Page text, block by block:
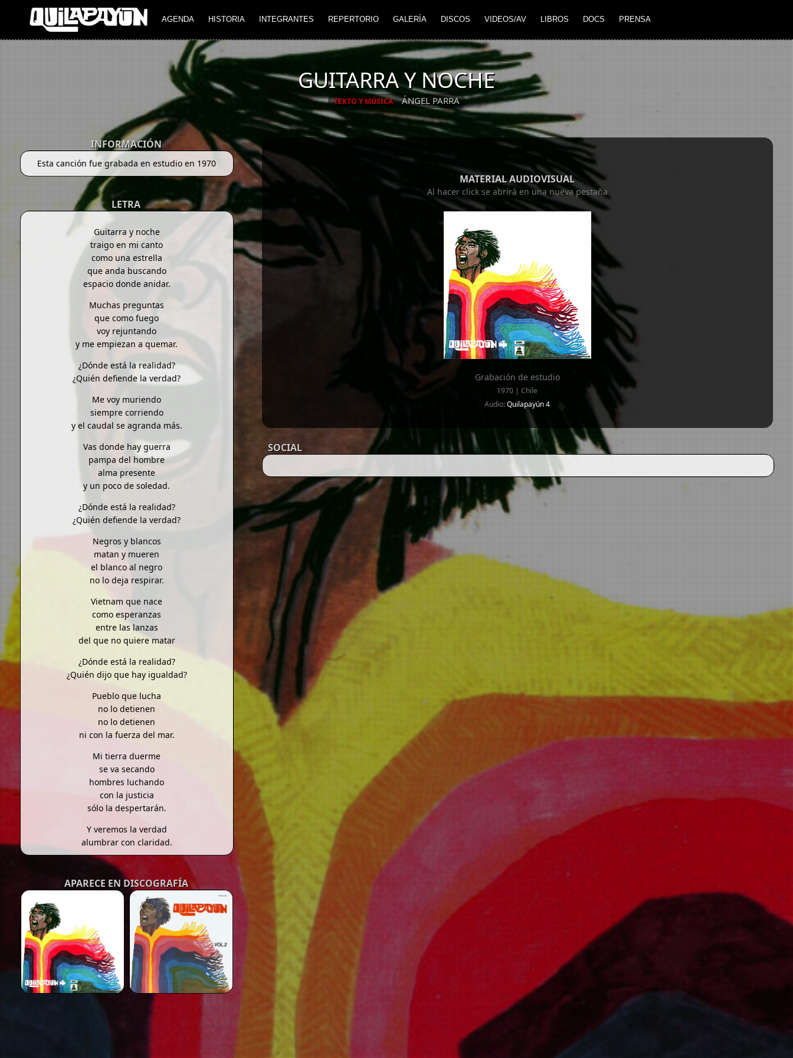
AGENDA HISTORIA INTEGRANTES REPERTORIO GALERÍA DISCOS VIDEOS/AV LIBROS DOCS PRENSA
GUITARRA Y NOCHE
TEXTO Y MÚSICA ÁNGEL PARRA
INFORMACIÓN
Esta canción fue grabada en estudio en 1970
LETRA
Guitarra y noche
traigo en mi canto
como una estrella
que anda buscando
espacio donde anidar.
Muchas preguntas
que como fuego
voy rejuntando
y me empiezan a quemar.
¿Dónde está la realidad?
¿Quién defiende la verdad?
Me voy muriendo
siempre corriendo
y el caudal se agranda más.
Vas donde hay guerra
pampa del hombre
alma presente
y un poco de soledad.
¿Dónde está la realidad?
¿Quién defiende la verdad?
Negros y blancos
matan y mueren
el blanco al negro
no lo deja respirar.
Vietnam que nace
como esperanzas
entre las lanzas
del que no quiere matar
¿Dónde está la realidad?
¿Quién dijo que hay igualdad?
Pueblo que lucha
no lo detienen
no lo detienen
ni con la fuerza del mar.
Mi tierra duerme
se va secando
hombres luchando
con la justicia
sólo la despertarán.
Y veremos la verdad
alumbrar con claridad.
APARECE EN DISCOGRAFÍA
MATERIAL AUDIOVISUAL
Al hacer click se abrirá en una nueva pestaña
Grabación de estudio
1970 | Chile
Audio:Quilapayún 4
SOCIAL